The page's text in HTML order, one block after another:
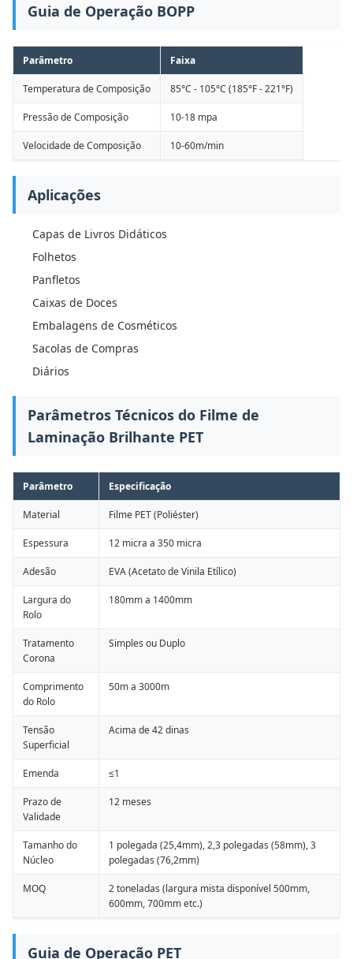
Guia de Operação BOPP
Parâmetro Faixa
Temperatura de Composição 85°C - 105°C (185°F - 221°F)
Pressão de Composição 10-18 mpa
Velocidade de Composição 10-60m/min
Aplicações
Capas de Livros Didáticos
Folhetos
Panfletos
Caixas de Doces
Embalagens de Cosméticos
Sacolas de Compras
Diários
Parâmetros Técnicos do Filme de
Laminação Brilhante PET
Parâmetro Especificação
Material Filme PET (Poliéster)
Espessura 12 micra a 350 micra
Adesão EVA (Acetato de Vinila Etílico)
Largura do
Rolo
180mm a 1400mm
Tratamento
Corona
Simples ou Duplo
Comprimento
do Rolo
50m a 3000m
Tensão
Superficial
Acima de 42 dinas
Emenda ≤1
Prazo de
Validade
12 meses
Tamanho do
Núcleo
1 polegada (25,4mm), 2,3 polegadas (58mm), 3
polegadas (76,2mm)
MOQ
2 toneladas (largura mista disponível 500mm,
600mm, 700mm etc.)
Guia de Operação PET